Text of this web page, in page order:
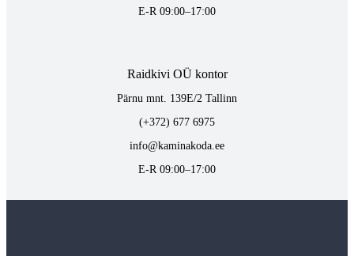
E-R 09:00–17:00
Raidkivi OÜ kontor
Pärnu mnt. 139E/2 Tallinn
(+372) 677 6975
info@kaminakoda.ee
E-R 09:00–17:00